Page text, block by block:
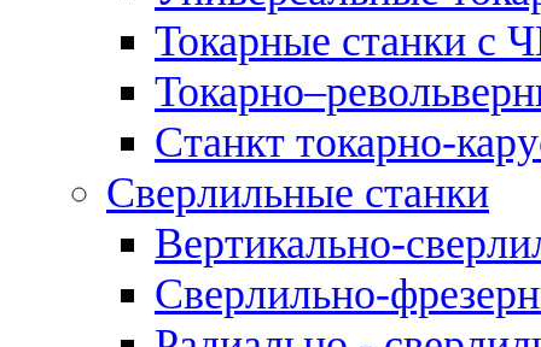
Токарные станки с
Станкт токарно-
Сверлильные станки
Вертикально-
Сверлильно-